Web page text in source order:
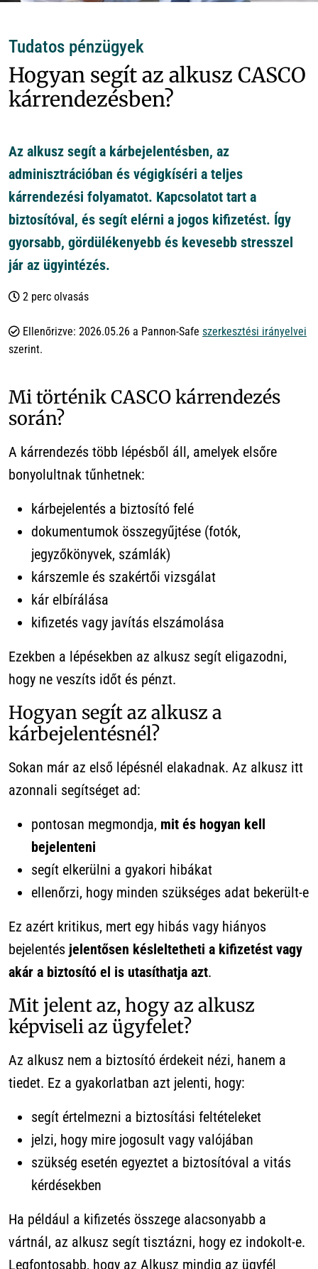
Tudatos pénzügyek
Hogyan segít az alkusz CASCO
kárrendezésben?
Az alkusz segít a kárbejelentésben, az
adminisztrációban és végigkíséri a teljes
kárrendezési folyamatot. Kapcsolatot tart a
biztosítóval, és segít elérni a jogos kifizetést. Így
gyorsabb, gördülékenyebb és kevesebb stresszel
jár az ügyintézés.
2 perc olvasás
Ellenőrizve: 2026.05.26 a Pannon-Safe szerkesztési irányelvei
szerint.
Mi történik CASCO kárrendezés
során?
A kárrendezés több lépésből áll, amelyek elsőre
bonyolultnak tűnhetnek:
kárbejelentés a biztosító felé
dokumentumok összegyűjtése (fotók,
jegyzőkönyvek, számlák)
kárszemle és szakértői vizsgálat
kár elbírálása
kifizetés vagy javítás elszámolása
Ezekben a lépésekben az alkusz segít eligazodni,
hogy ne veszíts időt és pénzt.
Hogyan segít az alkusz a
kárbejelentésnél?
Sokan már az első lépésnél elakadnak. Az alkusz itt
azonnali segítséget ad:
pontosan megmondja, mit és hogyan kell
bejelenteni
segít elkerülni a gyakori hibákat
ellenőrzi, hogy minden szükséges adat bekerült-e
Ez azért kritikus, mert egy hibás vagy hiányos
bejelentés jelentősen késleltetheti a kifizetést vagy
akár a biztosító el is utasíthatja azt.
Mit jelent az, hogy az alkusz
képviseli az ügyfelet?
Az alkusz nem a biztosító érdekeit nézi, hanem a
tiedet. Ez a gyakorlatban azt jelenti, hogy:
segít értelmezni a biztosítási feltételeket
jelzi, hogy mire jogosult vagy valójában
szükség esetén egyeztet a biztosítóval a vitás
kérdésekben
Ha például a kifizetés összege alacsonyabb a
vártnál, az alkusz segít tisztázni, hogy ez indokolt-e.
Legfontosabb, hogy az Alkusz mindig az ügyfél